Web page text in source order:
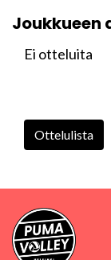
Ei otteluita
Ottelulista